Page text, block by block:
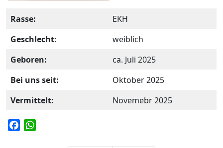
Rasse:
EKH
Geschlecht:
weiblich
Geboren:
ca. Juli 2025
Bei uns seit:
Oktober 2025
Vermittelt:
Novemebr 2025